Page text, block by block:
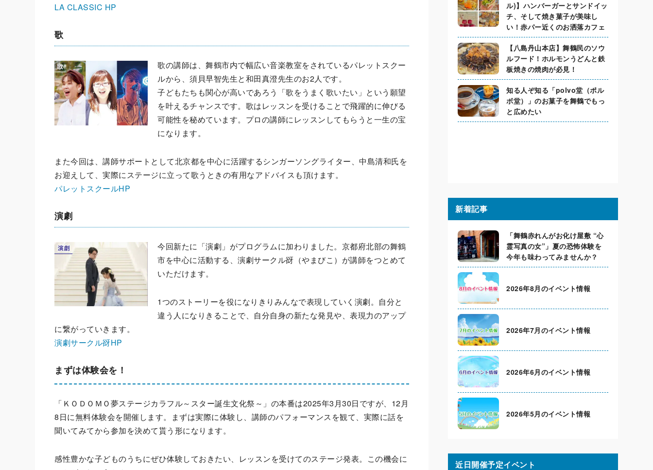
LA CLASSIC HP
歌
歌の講師は、舞鶴市内で幅広い音楽教室をされているパレットスクー
ルから、須貝早智先生と和田真澄先生のお2人です。
子どもたちも関心が高いであろう「歌をうまく歌いたい」という願望
を叶えるチャンスです。歌はレッスンを受けることで飛躍的に伸びる
可能性を秘めています。プロの講師にレッスンしてもらうと一生の宝
になります。
また今回は、講師サポートとして北京都を中心に活躍するシンガーソングライター、中島清和氏を
お迎えして、実際にステージに立って歌うときの有用なアドバイスも頂けます。
パレットスクールHP
演劇
今回新たに「演劇」がプログラムに加わりました。京都府北部の舞鶴
市を中心に活動する、演劇サークル谺（やまびこ）が講師をつとめて
いただけます。
1つのストーリーを役になりきりみんなで表現していく演劇。自分と
違う人になりきることで、自分自身の新たな発見や、表現力のアップ
に繋がっていきます。
演劇サークル谺HP
まずは体験会を！
「ＫＯＤＯＭＯ夢ステージカラフル～スター誕生文化祭～」の本番は2025年3月30日ですが、 12月
8日に無料体験会を開催します。まずは実際に体験し、講師のパフォーマンスを観て、実際に話を
聞いてみてから参加を決めて貰う形になります。
感性豊かな子どものうちにぜひ体験しておきたい、レッスンを受けてのステージ発表。この機会に
ル)】ハンバーガーとサンドイッ
チ、そして焼き菓子が美味し
い！赤パー近くのお洒落カフェ
【八島丹山本店】舞鶴民のソウ
ルフード！ホルモンうどんと鉄
板焼きの焼肉が必見！
知る人ぞ知る「polvo堂（ポル
ボ堂）」のお菓子を舞鶴でもっ
と広めたい
新着記事
「舞鶴赤れんがお化け屋敷 “心
霊写真の女”」夏の恐怖体験を
今年も味わってみませんか？
2026年8月のイベント情報
2026年7月のイベント情報
2026年6月のイベント情報
2026年5月のイベント情報
近日開催予定イベント